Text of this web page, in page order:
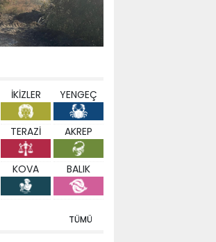
İKİZLER YENGEÇ
TERAZİ AKREP
KOVA BALIK
TÜMÜ